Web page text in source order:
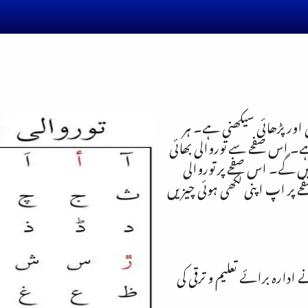
پڑھائی سیکھنی ہے۔ ہر
اس صفحے سے توروالی بھائی
گے۔ اس صفحے پر توروالی
اپ اپنی لکھی ہوئی چیزیں
برائے تعلیم و ترقی کی